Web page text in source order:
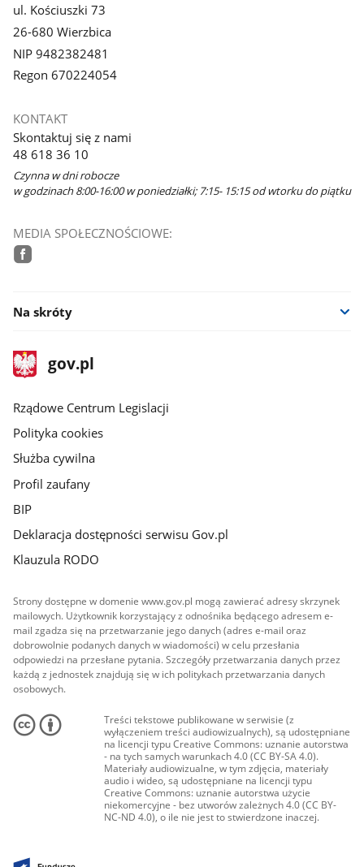
ul. Kościuszki 73
26-680 Wierzbica
NIP 9482382481
Regon 670224054
KONTAKT
Skontaktuj się z nami
48 618 36 10
Czynna w dni robocze
w godzinach 8:00-16:00 w poniedziałki; 7:15- 15:15 od wtorku do piątku
MEDIA SPOŁECZNOŚCIOWE:
Na skróty
stopka
gov.plStrona
gov.pl
Rządowe Centrum Legislacji
Polityka cookies
Służba cywilna
Profil zaufany
BIP
Deklaracja dostępności serwisu Gov.pl
Klauzula RODO
Strony dostępne w domenie www.gov.pl mogą zawierać adresy skrzynek
mailowych. Użytkownik korzystający z odnośnika będącego adresem e-
mail zgadza się na przetwarzanie jego danych (adres e-mail oraz
dobrowolnie podanych danych w wiadomości) w celu przesłania
odpowiedzi na przesłane pytania. Szczegóły przetwarzania danych przez
każdą z jednostek znajdują się w ich politykach przetwarzania danych
osobowych.
Treści tekstowe publikowane w serwisie (z
wyłączeniem treści audiowizualnych), są udostępniane
na licencji typu Creative Commons: uznanie autorstwa
- na tych samych warunkach 4.0 (CC BY-SA 4.0).
Materiały audiowizualne, w tym zdjęcia, materiały
audio i wideo, są udostępniane na licencji typu
Creative Commons: uznanie autorstwa użycie
niekomercyjne - bez utworów zależnych 4.0 (CC BY-
NC-ND 4.0), o ile nie jest to stwierdzone inaczej.